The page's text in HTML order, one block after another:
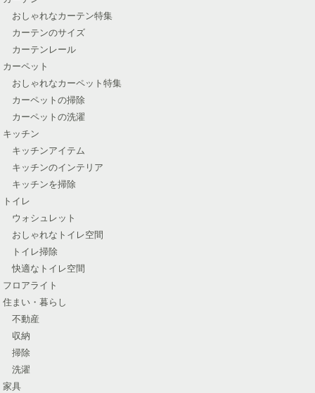
おしゃれなカーテン特集
カーテンのサイズ
カーテンレール
カーペット
おしゃれなカーペット特集
カーペットの掃除
カーペットの洗濯
キッチン
キッチンアイテム
キッチンのインテリア
キッチンを掃除
トイレ
ウォシュレット
おしゃれなトイレ空間
トイレ掃除
快適なトイレ空間
フロアライト
住まい・暮らし
不動産
収納
掃除
洗濯
家具